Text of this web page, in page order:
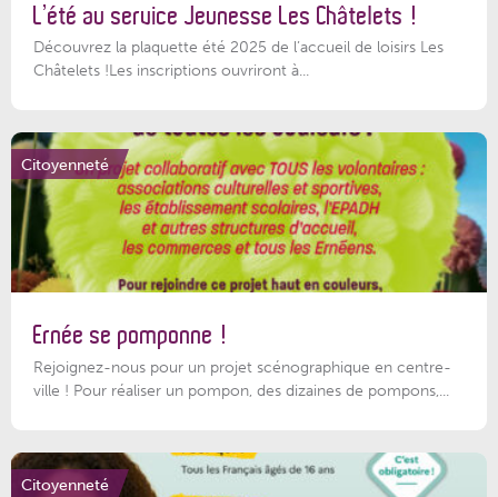
L’été au service Jeunesse Les Châtelets !
Découvrez la plaquette été 2025 de l’accueil de loisirs Les
Châtelets !Les inscriptions ouvriront à...
Citoyenneté
Ernée se pomponne !
Rejoignez-nous pour un projet scénographique en centre-
ville ! Pour réaliser un pompon, des dizaines de pompons,...
Citoyenneté